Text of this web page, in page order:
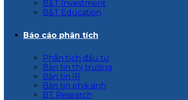
B&T Investment
B&T Education
Báo cáo phân tích
Phân tích đầu tư
Bản tin thị trường
Bản tin IR
Bản tin phái sinh
BT Research